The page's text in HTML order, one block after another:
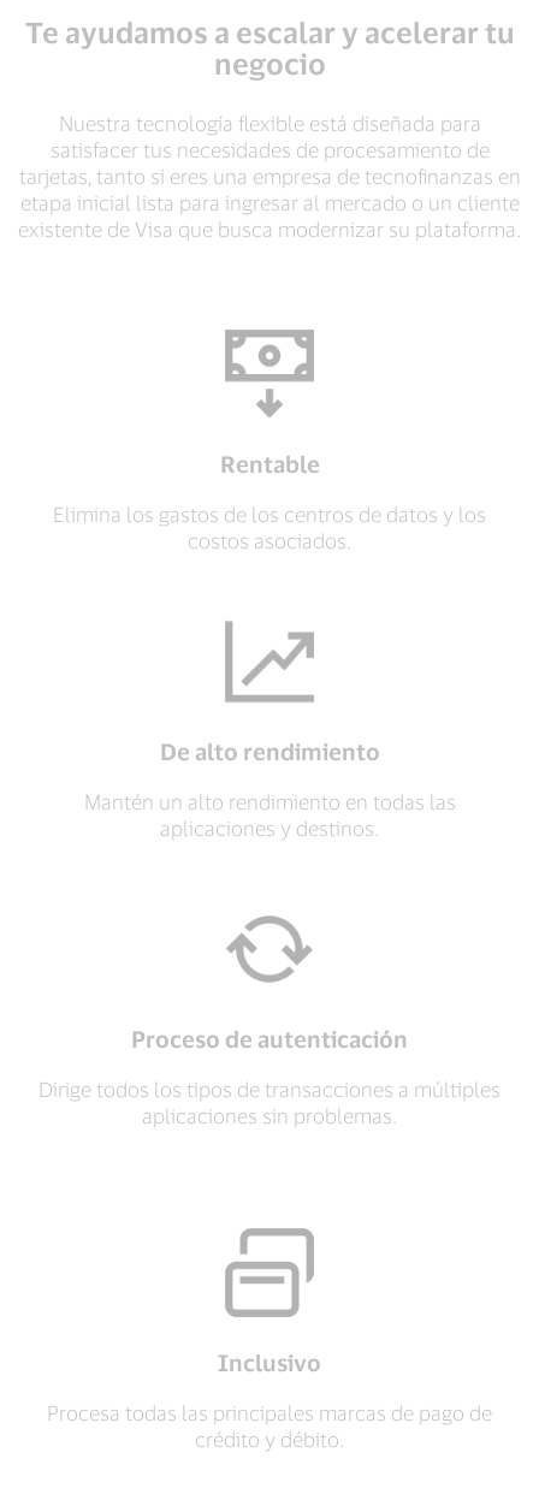
Te ayudamos a escalar y acelerar tu
negocio
Nuestra tecnología flexible está diseñada para
satisfacer tus necesidades de procesamiento de
tarjetas, tanto si eres una empresa de tecnofinanzas en
etapa inicial lista para ingresar al mercado o un cliente
existente de Visa que busca modernizar su plataforma.
Rentable
Elimina los gastos de los centros de datos y los
costos asociados.
De alto rendimiento
Mantén un alto rendimiento en todas las
aplicaciones y destinos.
Proceso de autenticación
Dirige todos los tipos de transacciones a múltiples
aplicaciones sin problemas.
Inclusivo
Procesa todas las principales marcas de pago de
crédito y débito.